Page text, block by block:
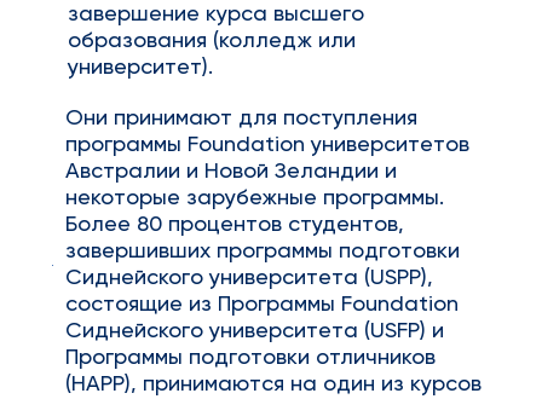
завершение курса высшего
образования (колледж или
университет).
Они принимают для поступления
программы Foundation университетов
Австралии и Новой Зеландии и
некоторые зарубежные программы.
Более 80 процентов студентов,
завершивших программы подготовки
Сиднейского университета (USPP),
состоящие из Программы Foundation
Сиднейского университета (USFP) и
Программы подготовки отличников
(HAPP), принимаются на один из курсов